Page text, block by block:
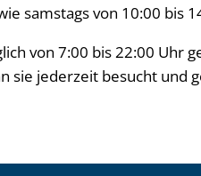
samstags von 10:00 bis
von 7:00 bis 22:00 Uhr
sie jederzeit besucht und